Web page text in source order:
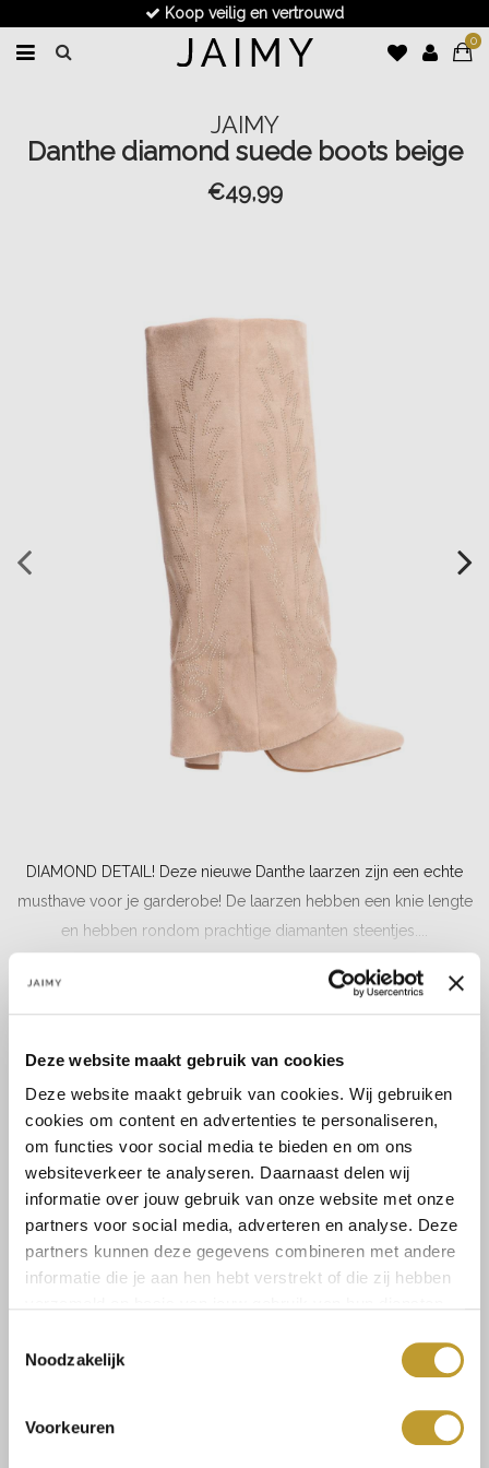
Deze website maakt gebruik van cookies
Deze website maakt gebruik van cookies. Wij gebruiken
cookies om content en advertenties te personaliseren,
om functies voor social media te bieden en om ons
websiteverkeer te analyseren. Daarnaast delen wij
informatie over jouw gebruik van onze website met onze
partners voor social media, adverteren en analyse. Deze
partners kunnen deze gegevens combineren met andere
informatie die je aan hen hebt verstrekt of die zij hebben
Noodzakelijk
Voorkeuren
Koop veilig en vertrouwd
0
JAIMY
Danthe diamond suede boots beige
€49,99
DIAMOND DETAIL! Deze nieuwe Danthe laarzen zijn een echte
musthave voor je garderobe! De laarzen hebben een knie lengte
en hebben rondom prachtige diamanten steentjes....
Toevoegen aan winkelwagen
Verzenden & retourneren